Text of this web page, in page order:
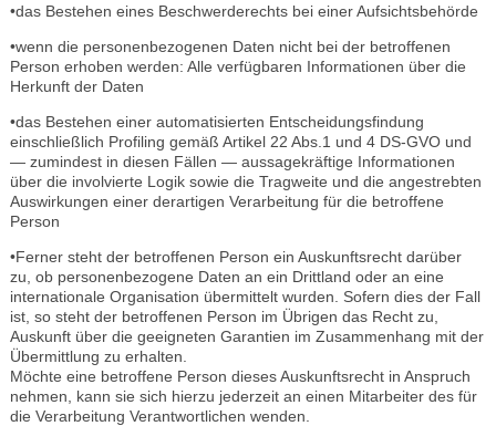
•das Bestehen eines Beschwerderechts bei einer Aufsichtsbehörde
•wenn die personenbezogenen Daten nicht bei der betroffenen
Person erhoben werden: Alle verfügbaren Informationen über die
Herkunft der Daten
•das Bestehen einer automatisierten Entscheidungsfindung
einschließlich Profiling gemäß Artikel 22 Abs.1 und 4 DS-GVO und
— zumindest in diesen Fällen — aussagekräftige Informationen
über die involvierte Logik sowie die Tragweite und die angestrebten
Auswirkungen einer derartigen Verarbeitung für die betroffene
Person
•Ferner steht der betroffenen Person ein Auskunftsrecht darüber
zu, ob personenbezogene Daten an ein Drittland oder an eine
internationale Organisation übermittelt wurden. Sofern dies der Fall
ist, so steht der betroffenen Person im Übrigen das Recht zu,
Auskunft über die geeigneten Garantien im Zusammenhang mit der
Übermittlung zu erhalten.
Möchte eine betroffene Person dieses Auskunftsrecht in Anspruch
nehmen, kann sie sich hierzu jederzeit an einen Mitarbeiter des für
die Verarbeitung Verantwortlichen wenden.